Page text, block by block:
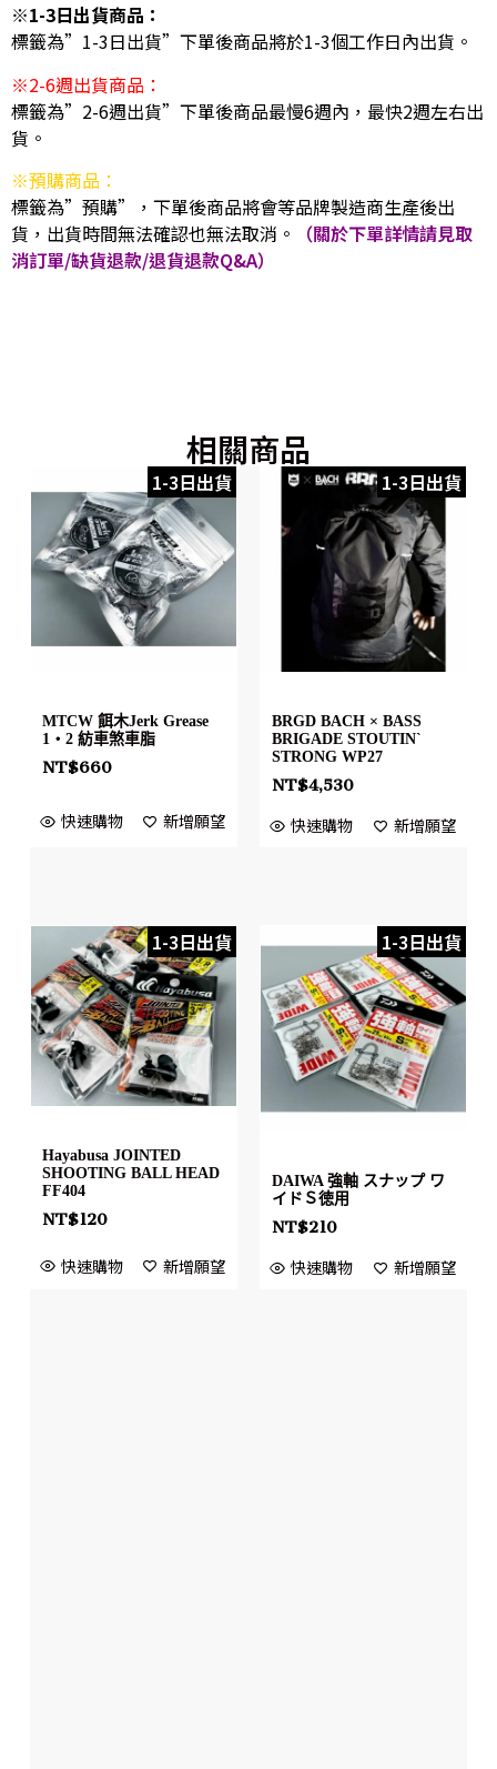
※1-3日出貨商品：
標籤為”1-3日出貨”下單後商品將於1-3個工作日內出貨。
※2-6週出貨商品：
標籤為”2-6週出貨”下單後商品最慢6週內，最快2週左右出
貨。
※預購商品：
標籤為”預購”，下單後商品將會等品牌製造商生產後出
貨，出貨時間無法確認也無法取消。
（關於下單詳情請見取
消訂單/缺貨退款/退貨退款Q&A）
相關商品
1-3日出貨
MTCW 餌木Jerk Grease
1・2 紡車煞車脂
NT$660
快速購物 新增願望
1-3日出貨
BRGD BACH × BASS
BRIGADE STOUTIN`
STRONG WP27
NT$4,530
快速購物 新增願望
1-3日出貨
Hayabusa JOINTED
SHOOTING BALL HEAD
FF404
NT$120
快速購物 新增願望
1-3日出貨
DAIWA 強軸 スナップ ワ
イドＳ徳用
NT$210
快速購物 新增願望